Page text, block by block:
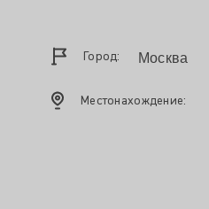
Город:
Местонахождение: